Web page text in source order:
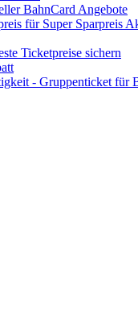
BahnCard Angebote
für Super Sparpreis
Ticketpreise sichern
- Gruppenticket für